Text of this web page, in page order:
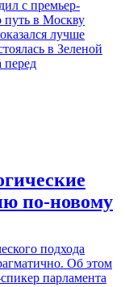
с премьер-
в Москву
лучше
в Зеленой
перед
по-новому
подхода
Об этом
парламента